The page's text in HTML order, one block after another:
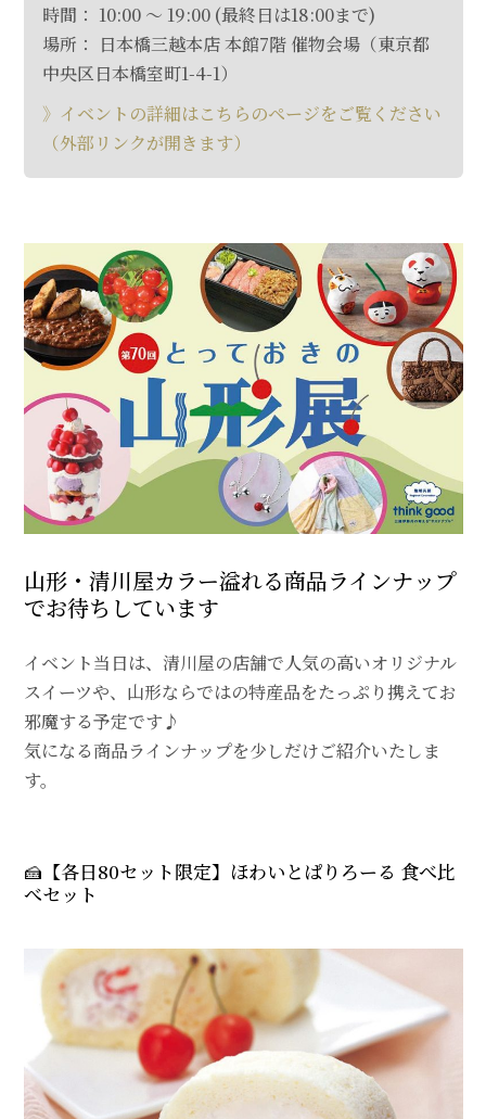
時間： 10:00 ～ 19:00 (最終日は18:00まで)
場所： 日本橋三越本店 本館7階 催物会場（東京都
中央区日本橋室町1-4-1）
》イベントの詳細はこちらのページをご覧ください
（外部リンクが開きます）
山形・清川屋カラー溢れる商品ラインナップ
でお待ちしています
イベント当日は、清川屋の店舗で人気の高いオリジナル
スイーツや、山形ならではの特産品をたっぷり携えてお
邪魔する予定です♪
気になる商品ラインナップを少しだけご紹介いたしま
す。
🍰【各日80セット限定】ほわいとぱりろーる 食べ比
べセット